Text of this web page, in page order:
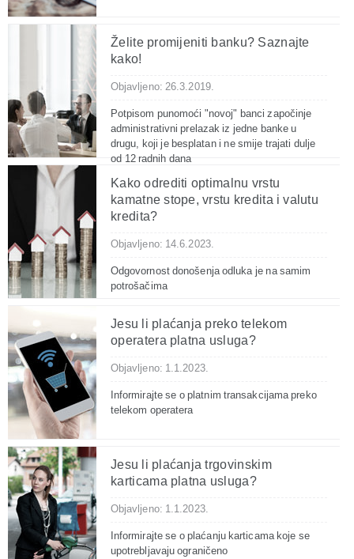
Želite promijeniti banku? Saznajte
kako!
Objavljeno: 26.3.2019.
Potpisom punomoći "novoj" banci započinje
administrativni prelazak iz jedne banke u
drugu, koji je besplatan i ne smije trajati dulje
od 12 radnih dana
Kako odrediti optimalnu vrstu
kamatne stope, vrstu kredita i valutu
kredita?
Objavljeno: 14.6.2023.
Odgovornost donošenja odluka je na samim
potrošačima
Jesu li plaćanja preko telekom
operatera platna usluga?
Objavljeno: 1.1.2023.
Informirajte se o platnim transakcijama preko
telekom operatera
Jesu li plaćanja trgovinskim
karticama platna usluga?
Objavljeno: 1.1.2023.
Informirajte se o plaćanju karticama koje se
upotrebljavaju ograničeno